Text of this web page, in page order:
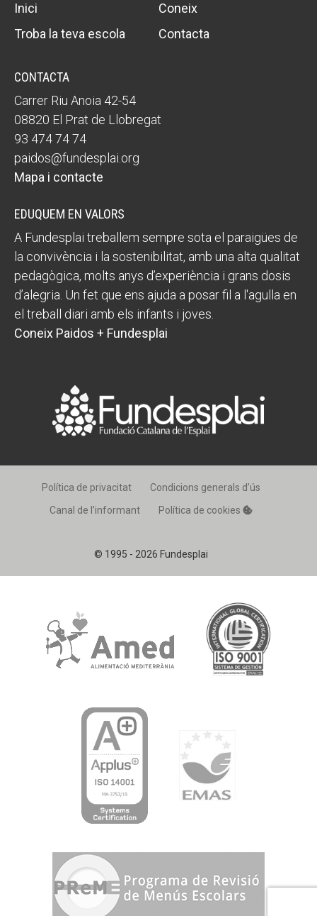
Inici
Coneix
Troba la teva escola
Contacta
CONTACTA
Carrer Riu Anoia 42-54
08820 El Prat de Llobregat
93 474 74 74
paidos@fundesplai.org
Mapa i contacte
EDUQUEM EN VALORS
A Fundesplai treballem sempre sota el paraigües de
la convivència i la sostenibilitat, amb una alta qualitat
pedagògica, molts anys d’experiència i grans dosis
d’alegria. Un fet que ens ajuda a posar fil a l'agulla en
el treball diari amb els infants i joves.
Coneix Paidos + Fundesplai
© 1995 - 2026 Fundesplai
Política de privacitat
Condicions generals d’ús
Canal de l’informant
Política de cookies